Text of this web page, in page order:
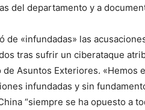
del departamento y a
de «infundadas» las
tras sufrir un ciberataque
Asuntos Exteriores. «Hemos
infundadas y sin
“siempre se ha opuesto a